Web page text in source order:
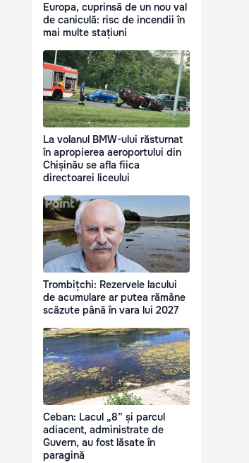
Europa, cuprinsă de un nou val
de caniculă: risc de incendii în
mai multe stațiuni
La volanul BMW-ului răsturnat
în apropierea aeroportului din
Chișinău se afla fiica
directoarei liceului
Trombițchi: Rezervele lacului
de acumulare ar putea rămâne
scăzute până în vara lui 2027
Ceban: Lacul „8” și parcul
adiacent, administrate de
Guvern, au fost lăsate în
paragină